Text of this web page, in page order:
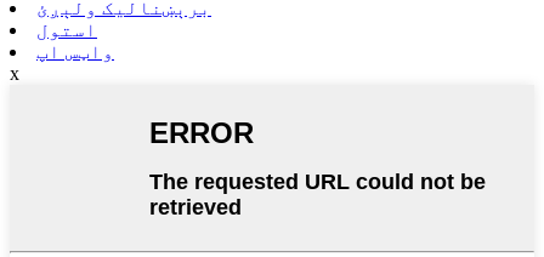
برېښنالیک ولېږئ
استول
واټس اپ
x